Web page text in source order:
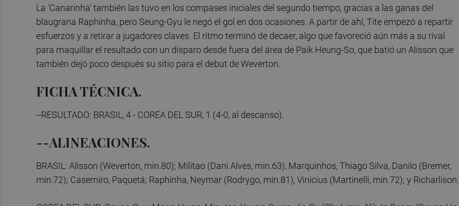
La 'Canarinha' también las tuvo en los compases iniciales del segundo tiempo, gracias a las ganas del
blaugrana Raphinha, pero Seung-Gyu le negó el gol en dos ocasiones. A partir de ahí, Tite empezó a repartir
esfuerzos y a retirar a jugadores claves. El ritmo terminó de decaer, algo que favoreció aún más a su rival
para maquillar el resultado con un disparo desde fuera del área de Paik Heung-So, que batió un Alisson que
también dejó poco después su sitio para el debut de Weverton.
FICHA TÉCNICA.
--RESULTADO: BRASIL, 4 - COREA DEL SUR, 1 (4-0, al descanso).
--ALINEACIONES.
BRASIL: Alisson (Weverton, min.80); Militao (Dani Alves, min.63), Marquinhos, Thiago Silva, Danilo (Bremer,
min.72); Casemiro, Paquetá; Raphinha, Neymar (Rodrygo, min.81), Vinicius (Martinelli, min.72); y Richarlison.